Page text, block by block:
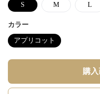
S M L
カラー
アプリコット
購